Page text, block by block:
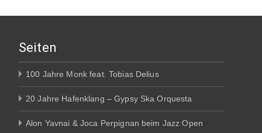
Seiten
100 Jahre Monk feat. Tobias Delius
20 Jahre Hafenklang – Gypsy Ska Orquesta
Alon Yavnai & Joca Perpignan beim Jazz Open